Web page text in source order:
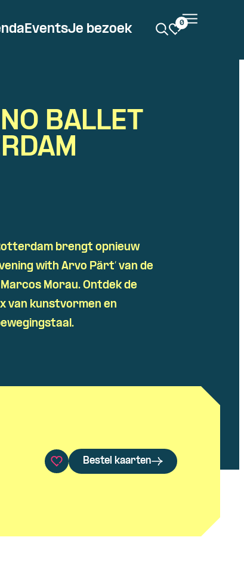
EventsJe bezoek 0
BALLET
brengt opnieuw
with Arvo Pärt‘ van de
Morau. Ontdek de
van kunstvormen en
Bestel kaarten